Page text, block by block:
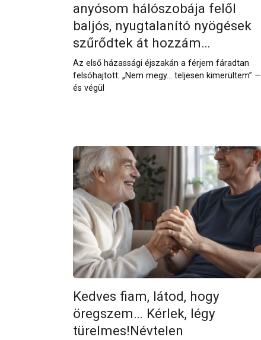
anyósom hálószobája felől
baljós, nyugtalanító nyögések
szűrődtek át hozzám…
Az első házassági éjszakán a férjem fáradtan
felsóhajtott: „Nem megy… teljesen kimerültem” —
és végül
Kedves fiam, látod, hogy
öregszem… Kérlek, légy
türelmes!Névtelen